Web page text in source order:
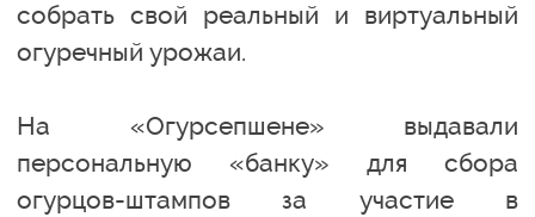
собрать свой реальный и виртуальный
огуречный урожаи.
На «Огурсепшене» выдавали
персональную «банку» для сбора
огурцов-штампов за участие в